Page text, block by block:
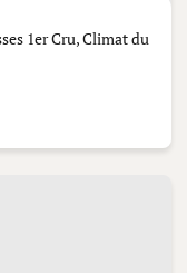
1er Cru, Climat du